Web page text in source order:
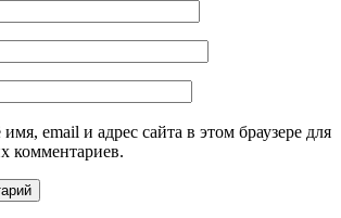
email и адрес сайта в этом браузере для
комментариев.